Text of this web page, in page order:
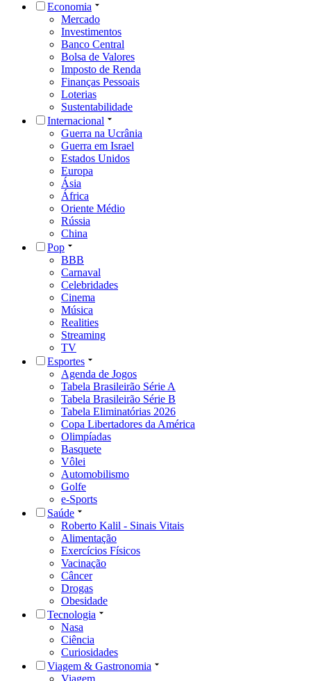
Economia
Mercado
Investimentos
Banco Central
Bolsa de Valores
Imposto de Renda
Finanças Pessoais
Loterias
Sustentabilidade
Internacional
Guerra na Ucrânia
Guerra em Israel
Estados Unidos
Europa
Ásia
África
Oriente Médio
Rússia
China
Pop
BBB
Carnaval
Celebridades
Cinema
Música
Realities
Streaming
TV
Esportes
Agenda de Jogos
Tabela Brasileirão Série A
Tabela Brasileirão Série B
Tabela Eliminatórias 2026
Copa Libertadores da América
Olimpíadas
Basquete
Vôlei
Automobilismo
Golfe
e-Sports
Saúde
Roberto Kalil - Sinais Vitais
Alimentação
Exercícios Físicos
Vacinação
Câncer
Drogas
Obesidade
Tecnologia
Nasa
Ciência
Curiosidades
Viagem & Gastronomia